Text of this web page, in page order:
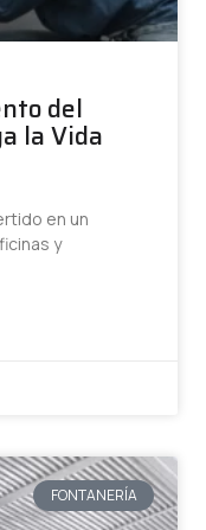
del
la Vida
en un
y
FONTANERÍA